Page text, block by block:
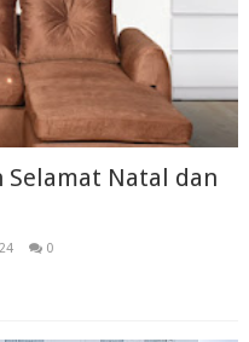
Selamat Natal dan
0